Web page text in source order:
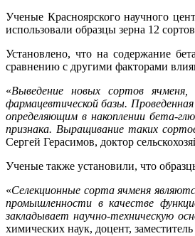
Ученые Красноярского научного
использовали образцы зерна 12
Установлено, что на содержание
сравнению с другими факторами
«Выведение новых сортов ячменя,
фармацевтической базы.
определяющим в накоплении бета-
признака. Выращивание таких
Сергей Герасимов, доктор
Ученые также установили, что
«Селекционные сорта ячменя
промышленности в качестве
закладывает научно-техническую
химических наук, доцент,